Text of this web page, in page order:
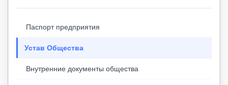
Паспорт предприятия
Устав Общества
Внутренние документы общества